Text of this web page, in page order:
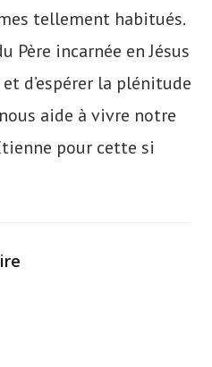
tellement habitués.
Père incarnée en Jésus
d’espérer la plénitude
aide à vivre notre
pour cette si